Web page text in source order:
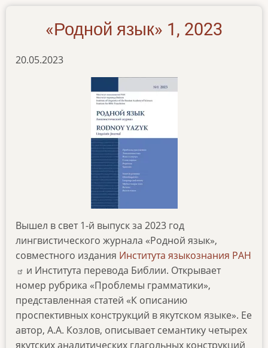
«Родной язык» 1, 2023
20.05.2023
Вышел в свет 1-й выпуск за 2023 год
лингвистического журнала «Родной язык»,
совместного издания Института языкознания РАН
и Института перевода Библии. Открывает
номер рубрика «Проблемы грамматики»,
представленная статей «К описанию
проспективных конструкций в якутском языке». Ее
автор, А.А. Козлов, описывает семантику четырех
якутских аналитических глагольных конструкций